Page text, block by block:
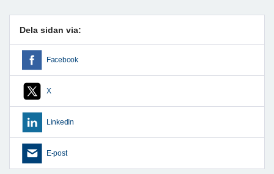
Dela sidan via:
Facebook
X
LinkedIn
E-post